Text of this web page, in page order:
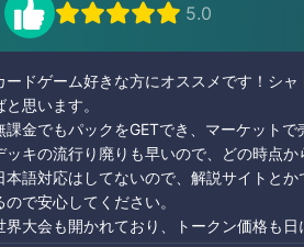
5.0
ードゲーム好きな方にオススメです！シ
と思います。
課金でもパックをGETでき、マーケット
ッキの流行り廃りも早いので、どの時点
本語対応はしてないので、解説サイトと
ので安心してください。
界大会も開かれており、トークン価格も